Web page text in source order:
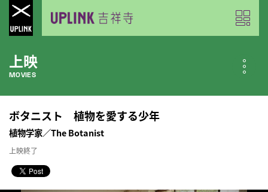
上映
MOVIES
公開中の作品
近日公開の作品
COMING SOON
ボタニスト 植物を愛する少年
植物学家／The Botanist
上映終了